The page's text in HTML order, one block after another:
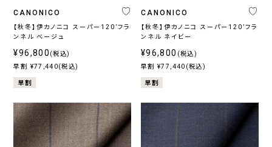
CANONICO
【秋冬】伊カノニコ スーパー120’フラ
ンネル ベージュ
¥96,800 (税込)
早割 ¥77,440(税込)
早割
CANONICO
【秋冬】伊カノニコ スーパー120’フラ
ンネル ネイビー
¥96,800 (税込)
早割 ¥77,440(税込)
早割